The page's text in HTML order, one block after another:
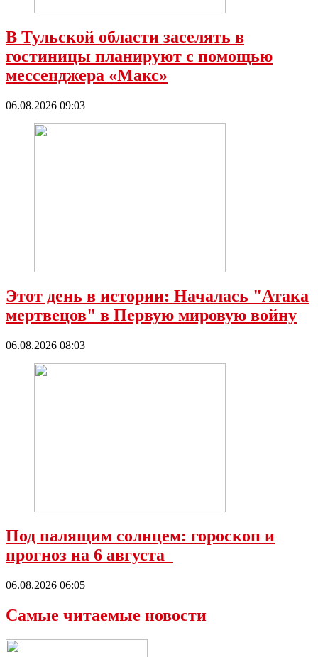
В Тульской области заселять в
гостиницы планируют с помощью
мессенджера «Mакс»
06.08.2026 09:03
Этот день в истории: Началась "Атака
мертвецов" в Первую мировую войну
06.08.2026 08:03
Под палящим солнцем: гороскоп и
прогноз на 6 августа
06.08.2026 06:05
Самые читаемые новости